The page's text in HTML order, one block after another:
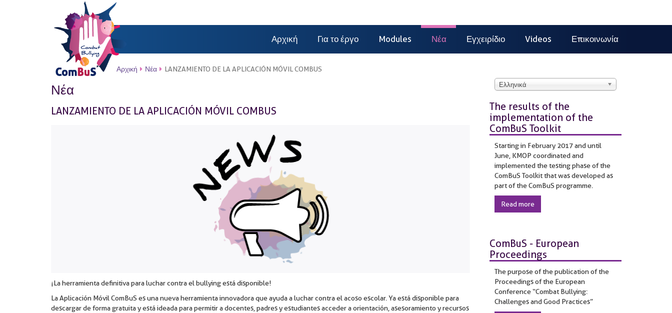
Αρχική Για το έργο Modules Νέα Εγχειρίδιο Videos Επικοινωνία
Αρχική Νέα LANZAMIENTO DE LA APLICACIÓN MÓVIL COMBUS
Νέα
LANZAMIENTO DE LA APLICACIÓN MÓVIL COMBUS
¡La herramienta definitiva para luchar contra el bullying está disponible!
La Aplicación Móvil ComBuS es una nueva herramienta innovadora que ayuda a luchar contra el acoso escolar. Ya está disponible para
descargar de forma gratuita y está ideada para permitir a docentes, padres y estudiantes acceder a orientación, asesoramiento y recursos
Ελληνικά
The results of the
implementation of the
ComBuS Toolkit
Starting in February 2017 and until
June, KMOP coordinated and
implemented the testing phase of the
ComBuS Toolkit that was developed as
part of the ComBuS programme.
Read more
ComBuS - European
Proceedings
The purpose of the publication of the
Proceedings of the European
Conference “Combat Bullying:
Challenges and Good Practices”